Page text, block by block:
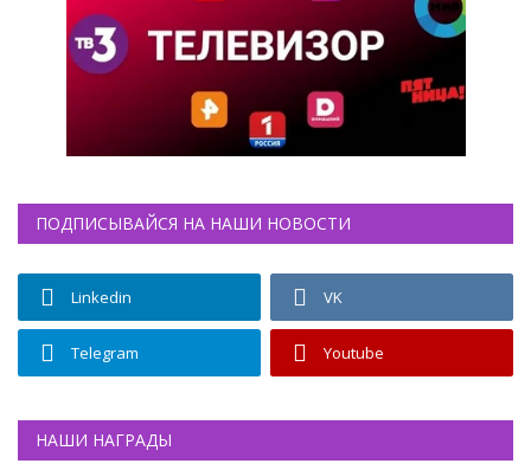
ПОДПИСЫВАЙСЯ НА НАШИ НОВОСТИ
Linkedin VK
Telegram Youtube
НАШИ НАГРАДЫ